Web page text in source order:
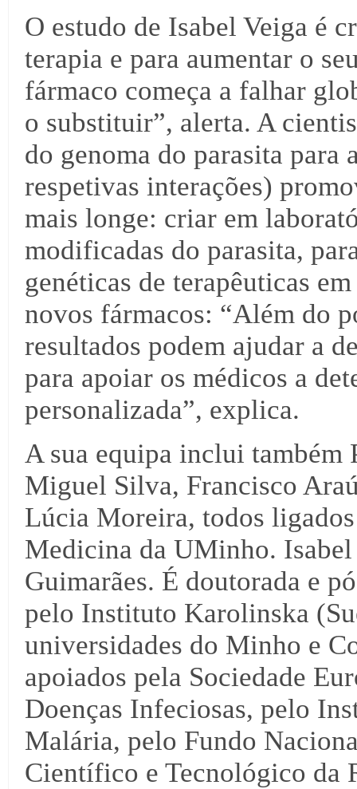
O estudo de Isabel Veiga é
terapia e para aumentar o
fármaco começa a falhar
o substituir”, alerta. A
do genoma do parasita para
respetivas interações)
mais longe: criar em
modificadas do parasita,
genéticas de terapêuticas
novos fármacos: “Além do
resultados podem ajudar a
para apoiar os médicos a
personalizada”, explica.
A sua equipa inclui também
Miguel Silva, Francisco
Lúcia Moreira, todos
Medicina da UMinho. Isabel
Guimarães. É doutorada e
pelo Instituto Karolinska
universidades do Minho e
apoiados pela Sociedade
Doenças Infeciosas, pelo
Malária, pelo Fundo
Científico e Tecnológico da